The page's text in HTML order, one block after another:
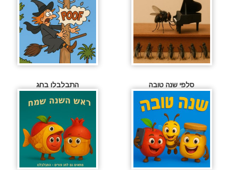
סלפי שנה טובה התבלבלו בחג